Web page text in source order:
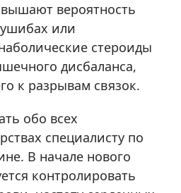
вероятность
или
стероиды
дисбаланса,
к разрывам связок.
обо всех
специалисту по
В начале нового
контролировать